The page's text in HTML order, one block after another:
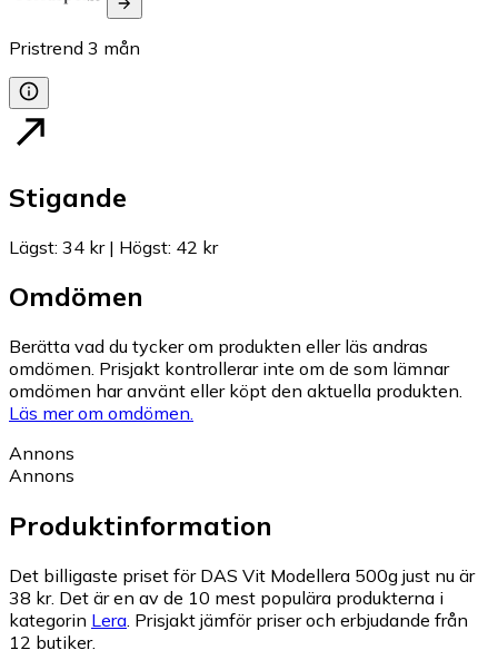
Pristrend 3 mån
Stigande
Lägst: 34 kr| Högst: 42 kr
Omdömen
Berätta vad du tycker om produkten eller läs andras
omdömen. Prisjakt kontrollerar inte om de som lämnar
omdömen har använt eller köpt den aktuella produkten.
Läs mer om omdömen.
Annons
Annons
Produktinformation
Det billigaste priset för DAS Vit Modellera 500g just nu är
38 kr. Det är en av de 10 mest populära produkterna i
kategorin Lera. Prisjakt jämför priser och erbjudande från
12 butiker.